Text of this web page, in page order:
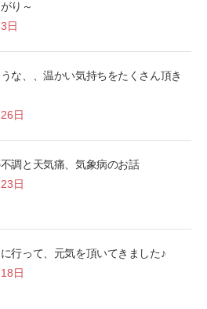
り～
日
な、、温かい気持ちをたくさん頂き
日
調と天気痛、気象病のお話
日
行って、元気を頂いてきました♪
日